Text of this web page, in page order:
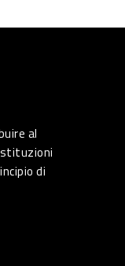
al
di